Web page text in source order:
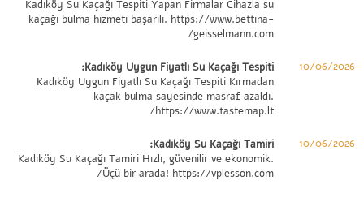
Kadıköy Su Kaçağı Tespiti Yapan Firmalar Cihazla su
kaçağı bulma hizmeti başarılı. https://www.bettina-
geisselmann.com/
10/06/2026
Kadıköy Uygun Fiyatlı Su Kaçağı Tespiti:
Kadıköy Uygun Fiyatlı Su Kaçağı Tespiti Kırmadan
kaçak bulma sayesinde masraf azaldı.
https://www.tastemap.lt/
10/06/2026
Kadıköy Su Kaçağı Tamiri:
Kadıköy Su Kaçağı Tamiri Hızlı, güvenilir ve ekonomik.
Üçü bir arada! https://vplesson.com/